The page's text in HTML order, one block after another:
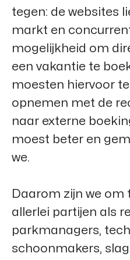
tegen: de websites
markt en
mogelijkheid om
een vakantie te
moesten hiervoor
opnemen met de
naar externe
moest beter en
we.
Daarom zijn we
allerlei partijen als
parkmanagers,
schoonmakers,